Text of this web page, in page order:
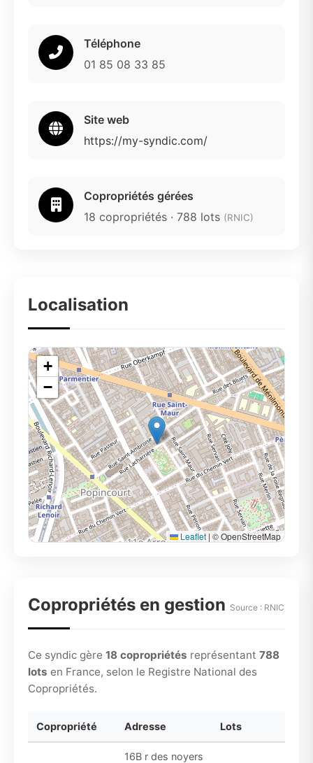
Téléphone
01 85 08 33 85
Site web
https://my-syndic.com/
Copropriétés gérées
18 copropriétés · 788 lots (RNIC)
Localisation
+
−
Leaflet | © OpenStreetMap
Copropriétés en gestion Source : RNIC
Ce syndic gère 18 copropriétés représentant 788
lots en France, selon le Registre National des
Copropriétés.
Copropriété Adresse Lots
16B r des noyers